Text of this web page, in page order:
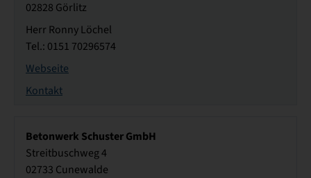
02828 Görlitz
Herr Ronny Löchel
Tel.: 0151 70296574
Webseite
Kontakt
Betonwerk Schuster GmbH
Streitbuschweg 4
02733 Cunewalde